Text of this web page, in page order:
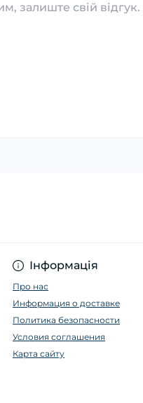
залиште свій відгук.
Інформація
Про нас
Информация о доставке
Политика безопасности
Условия соглашения
Карта сайту